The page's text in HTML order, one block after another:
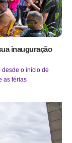
inauguração
desde o início de
as férias